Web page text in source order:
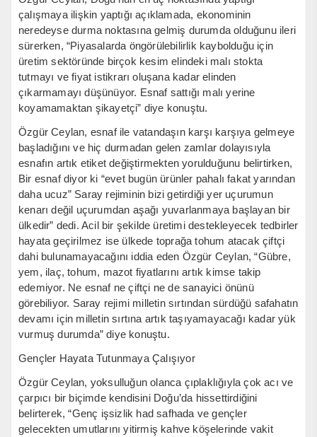
çalışmaya ilişkin yaptığı açıklamada, ekonominin
neredeyse durma noktasına gelmiş durumda olduğunu ileri
sürerken, “Piyasalarda öngörülebilirlik kaybolduğu için
üretim sektöründe birçok kesim elindeki malı stokta
tutmayı ve fiyat istikrarı oluşana kadar elinden
çıkarmamayı düşünüyor. Esnaf sattığı malı yerine
koyamamaktan şikayetçi” diye konuştu.
Özgür Ceylan, esnaf ile vatandaşın karşı karşıya gelmeye
başladığını ve hiç durmadan gelen zamlar dolayısıyla
esnafın artık etiket değiştirmekten yorulduğunu belirtirken,
Bir esnaf diyor ki “evet bugün ürünler pahalı fakat yarından
daha ucuz” Saray rejiminin bizi getirdiği yer uçurumun
kenarı değil uçurumdan aşağı yuvarlanmaya başlayan bir
ülkedir” dedi. Acil bir şekilde üretimi destekleyecek tedbirler
hayata geçirilmez ise ülkede toprağa tohum atacak çiftçi
dahi bulunamayacağını iddia eden Özgür Ceylan, “Gübre,
yem, ilaç, tohum, mazot fiyatlarını artık kimse takip
edemiyor. Ne esnaf ne çiftçi ne de sanayici önünü
görebiliyor. Saray rejimi milletin sırtından sürdüğü safahatın
devamı için milletin sırtına artık taşıyamayacağı kadar yük
vurmuş durumda” diye konuştu.
Gençler Hayata Tutunmaya Çalışıyor
Özgür Ceylan, yoksulluğun olanca çıplaklığıyla çok acı ve
çarpıcı bir biçimde kendisini Doğu’da hissettirdiğini
belirterek, “Genç işsizlik had safhada ve gençler
gelecekten umutlarını yitirmiş kahve köşelerinde vakit